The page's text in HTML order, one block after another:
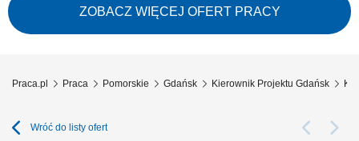
terminową realizację harmonogramu; Optymalizacja i weryfikacja
rozwiązań projektowych oraz wykonawczych; Prowadzenie uzgodnień z
inwestorami w zakresie projektów...
ZOBACZ WIĘCEJ OFERT PRACY
Praca.pl Praca Pomorskie Gdańsk Kierownik Projektu Gdańsk
Wróć do listy ofert